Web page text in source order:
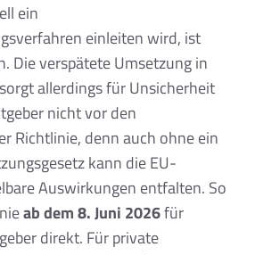
ein
einleiten wird, ist
Die verspätete Umsetzung in
allerdings für Unsicherheit
nicht vor den
Richtlinie, denn auch ohne ein
kann die EU-
Auswirkungen entfalten. So
ab dem 8. Juni 2026für
direkt. Für private